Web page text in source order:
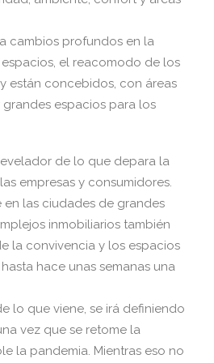
cambios profundos en la
el reacomodo de los
están concebidos, con áreas
espacios para los
de lo que depara la
empresas y consumidores.
en las ciudades de grandes
inmobiliarios también
la convivencia y los espacios
hace unas semanas una
lo que viene, se irá definiendo
vez que se retome la
la pandemia. Mientras eso no